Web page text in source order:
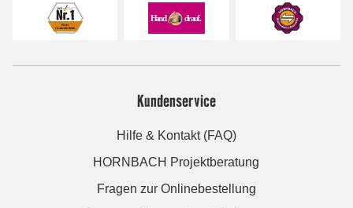
Kundenservice
Hilfe & Kontakt (FAQ)
HORNBACH Projektberatung
Fragen zur Onlinebestellung